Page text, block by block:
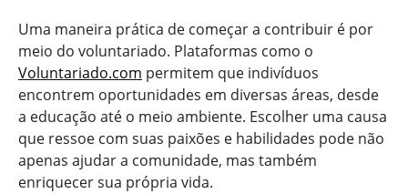
Uma maneira prática de começar a contribuir é por
meio do voluntariado. Plataformas como o
Voluntariado.com permitem que indivíduos
encontrem oportunidades em diversas áreas, desde
a educação até o meio ambiente. Escolher uma causa
que ressoe com suas paixões e habilidades pode não
apenas ajudar a comunidade, mas também
enriquecer sua própria vida.